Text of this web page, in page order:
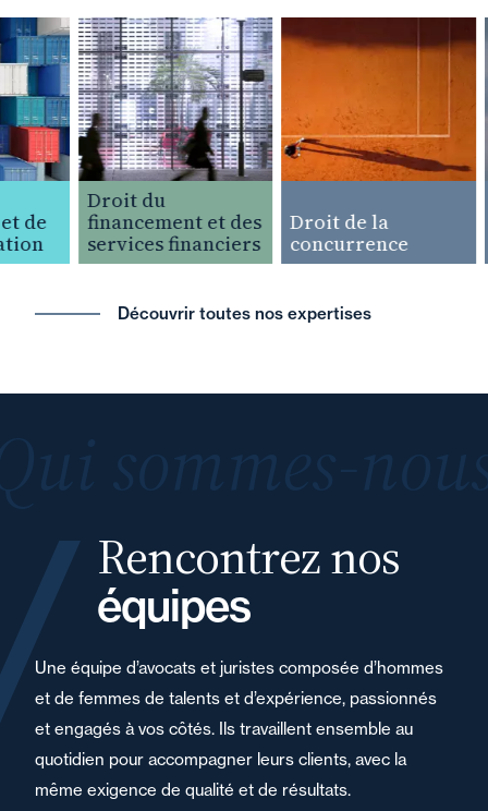
de
Droit du
financement et des
services financiers
Droit de la
concurrence
Découvrir toutes nos expertises
Rencontrez nos
équipes
Une équipe d’avocats et juristes composée d’hommes
et de femmes de talents et d’expérience, passionnés
et engagés à vos côtés. Ils travaillent ensemble au
quotidien pour accompagner leurs clients, avec la
même exigence de qualité et de résultats.